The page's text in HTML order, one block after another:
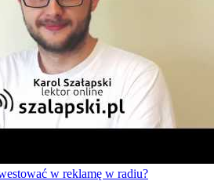
w reklamę w radiu?